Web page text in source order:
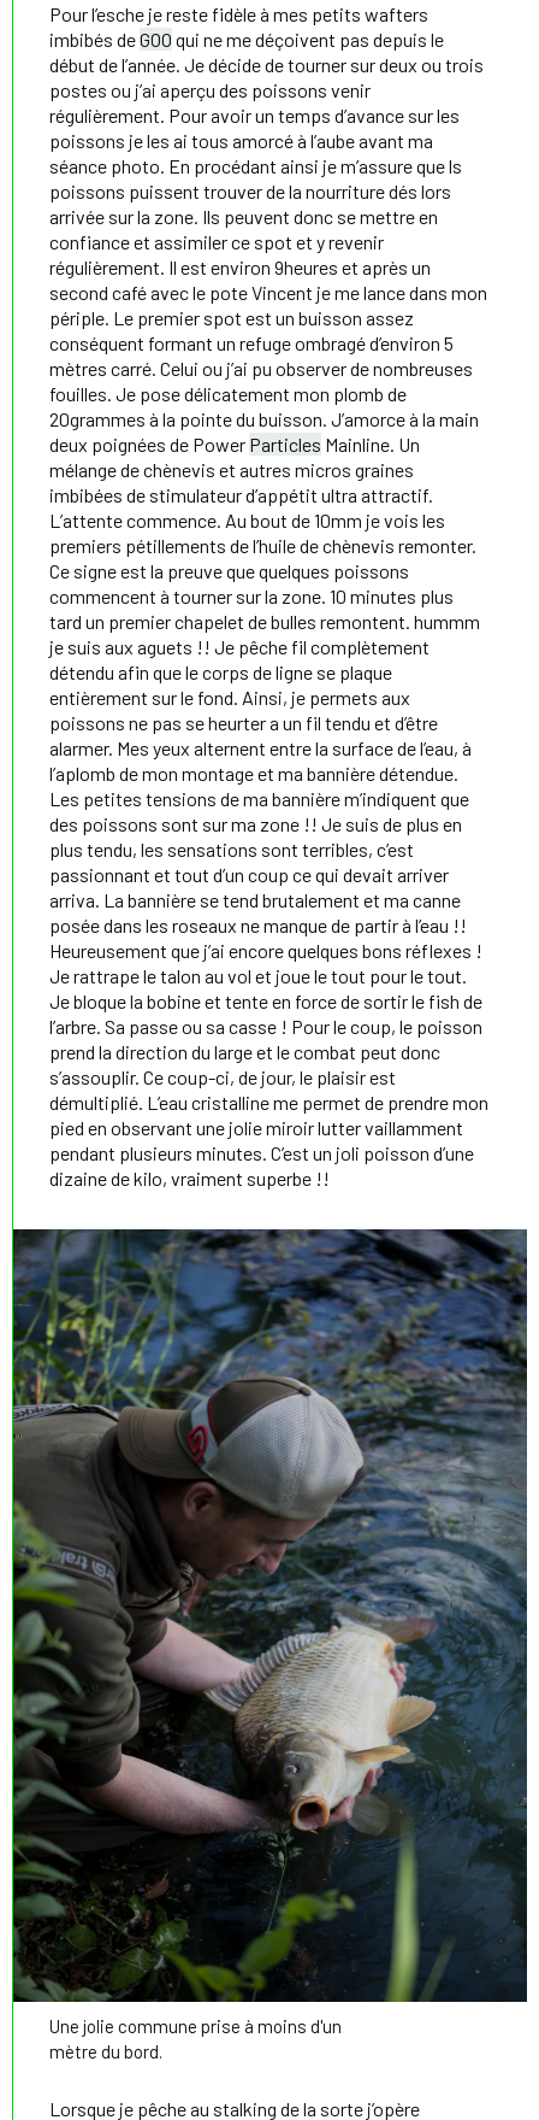
Pour l’esche je reste fidèle à mes petits wafters
imbibés deGOO qui ne me déçoivent pas depuis le
début de l’année. Je décide de tourner sur deux ou trois
postes ou j’ai aperçu des poissons venir
régulièrement. Pour avoir un temps d’avance sur les
poissons je les ai tous amorcé à l’aube avant ma
séance photo. En procédant ainsi je m’assure que ls
poissons puissent trouver de la nourriture dés lors
arrivée sur la zone. Ils peuvent donc se mettre en
confiance et assimiler ce spot et y revenir
régulièrement. Il est environ 9heures et après un
second café avec le pote Vincent je me lance dans mon
périple. Le premier spot est un buisson assez
conséquent formant un refuge ombragé d’environ 5
mètres carré. Celui ou j’ai pu observer de nombreuses
fouilles. Je pose délicatement mon plomb de
20grammes à la pointe du buisson. J’amorce à la main
deux poignées de Power Particles Mainline. Un
mélange de chènevis et autres micros graines
imbibées de stimulateur d’appétit ultra attractif.
L’attente commence. Au bout de 10mm je vois les
premiers pétillements de l’huile de chènevis remonter.
Ce signe est la preuve que quelques poissons
commencent à tourner sur la zone. 10 minutes plus
tard un premier chapelet de bulles remontent. hummm
je suis aux aguets !! Je pêche fil complètement
détendu afin que le corps de ligne se plaque
entièrement sur le fond. Ainsi, je permets aux
poissons ne pas se heurter a un fil tendu et d’être
alarmer. Mes yeux alternent entre la surface de l’eau, à
l’aplomb de mon montage et ma bannière détendue.
Les petites tensions de ma bannière m’indiquent que
des poissons sont sur ma zone !! Je suis de plus en
plus tendu, les sensations sont terribles, c’est
passionnant et tout d’un coup ce qui devait arriver
arriva. La bannière se tend brutalement et ma canne
posée dans les roseaux ne manque de partir à l’eau !!
Heureusement que j’ai encore quelques bons réflexes !
Je rattrape le talon au vol et joue le tout pour le tout.
Je bloque la bobine et tente en force de sortir le fish de
l’arbre. Sa passe ou sa casse ! Pour le coup, le poisson
prend la direction du large et le combat peut donc
s’assouplir. Ce coup-ci, de jour, le plaisir est
démultiplié. L’eau cristalline me permet de prendre mon
pied en observant une jolie miroir lutter vaillamment
pendant plusieurs minutes. C’est un joli poisson d’une
dizaine de kilo, vraiment superbe !!
Une jolie commune prise à moins d'un
mètre du bord.
Lorsque je pêche au stalking de la sorte j’opère